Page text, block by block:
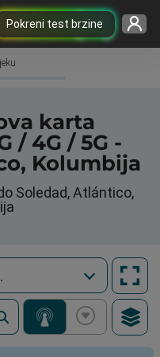
Pokreni test brzine
karta
/ 4G / 5G -
Kolumbija
Soledad, Atlántico,